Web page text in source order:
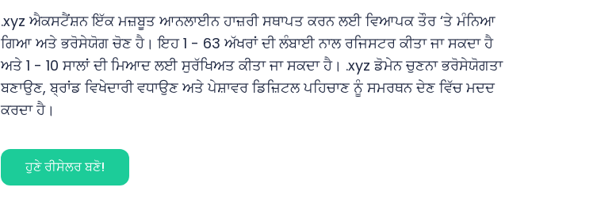
.xyz ਐਕਸਟੈਂਸ਼ਨ ਇੱਕ ਮਜ਼ਬੂਤ ਆਨਲਾਈਨ ਹਾਜ਼ਰੀ ਸਥਾਪਤ ਕਰਨ ਲਈ ਵਿਆਪਕ ਤੌਰ ‘ਤੇ ਮੰਨਿਆ
ਗਿਆ ਅਤੇ ਭਰੋਸੇਯੋਗ ਚੋਣ ਹੈ। ਇਹ 1 - 63 ਅੱਖਰਾਂ ਦੀ ਲੰਬਾਈ ਨਾਲ ਰਜਿਸਟਰ ਕੀਤਾ ਜਾ ਸਕਦਾ ਹੈ
ਅਤੇ 1 - 10 ਸਾਲਾਂ ਦੀ ਮਿਆਦ ਲਈ ਸੁਰੱਖਿਅਤ ਕੀਤਾ ਜਾ ਸਕਦਾ ਹੈ। .xyz ਡੋਮੇਨ ਚੁਣਨਾ ਭਰੋਸੇਯੋਗਤਾ
ਬਣਾਉਣ, ਬ੍ਰਾਂਡ ਵਿਖੇਦਾਰੀ ਵਧਾਉਣ ਅਤੇ ਪੇਸ਼ਾਵਰ ਡਿਜ਼ਿਟਲ ਪਹਿਚਾਣ ਨੂੰ ਸਮਰਥਨ ਦੇਣ ਵਿੱਚ ਮਦਦ
ਕਰਦਾ ਹੈ।
ਹੁਣੇ ਰੀਸੇਲਰ ਬਣੋ!